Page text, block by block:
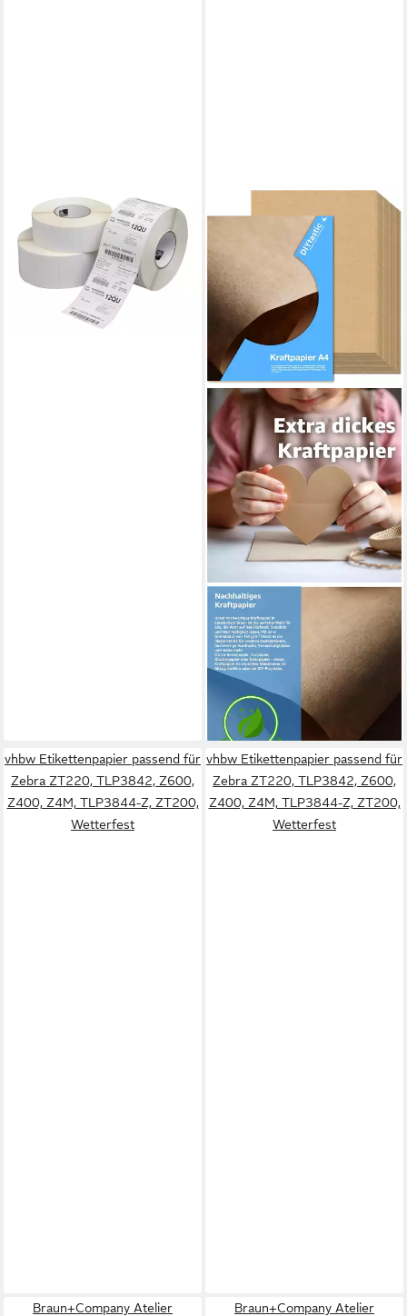
ZEBRA
Drucker- und Kopierpapier
133,40 €
lieferbar - in 4-5 Werktagen bei dir
DIYTASTIC
Kraftpapier 100x Kraftpapier
braun 160 g/m² aus
Naturpapier
7,99 €
(0,08 €/ 1 Stk)
lieferbar - in 3-4 Werktagen bei dir
vhbw Etikettenpapier passend für
Zebra ZT220, TLP3842, Z600,
Z400, Z4M, TLP3844-Z, ZT200,
Wetterfest
vhbw Etikettenpapier passend für
Zebra ZT220, TLP3842, Z600,
Z400, Z4M, TLP3844-Z, ZT200,
Wetterfest
Braun+Company Atelier
Braun+Company Atelier